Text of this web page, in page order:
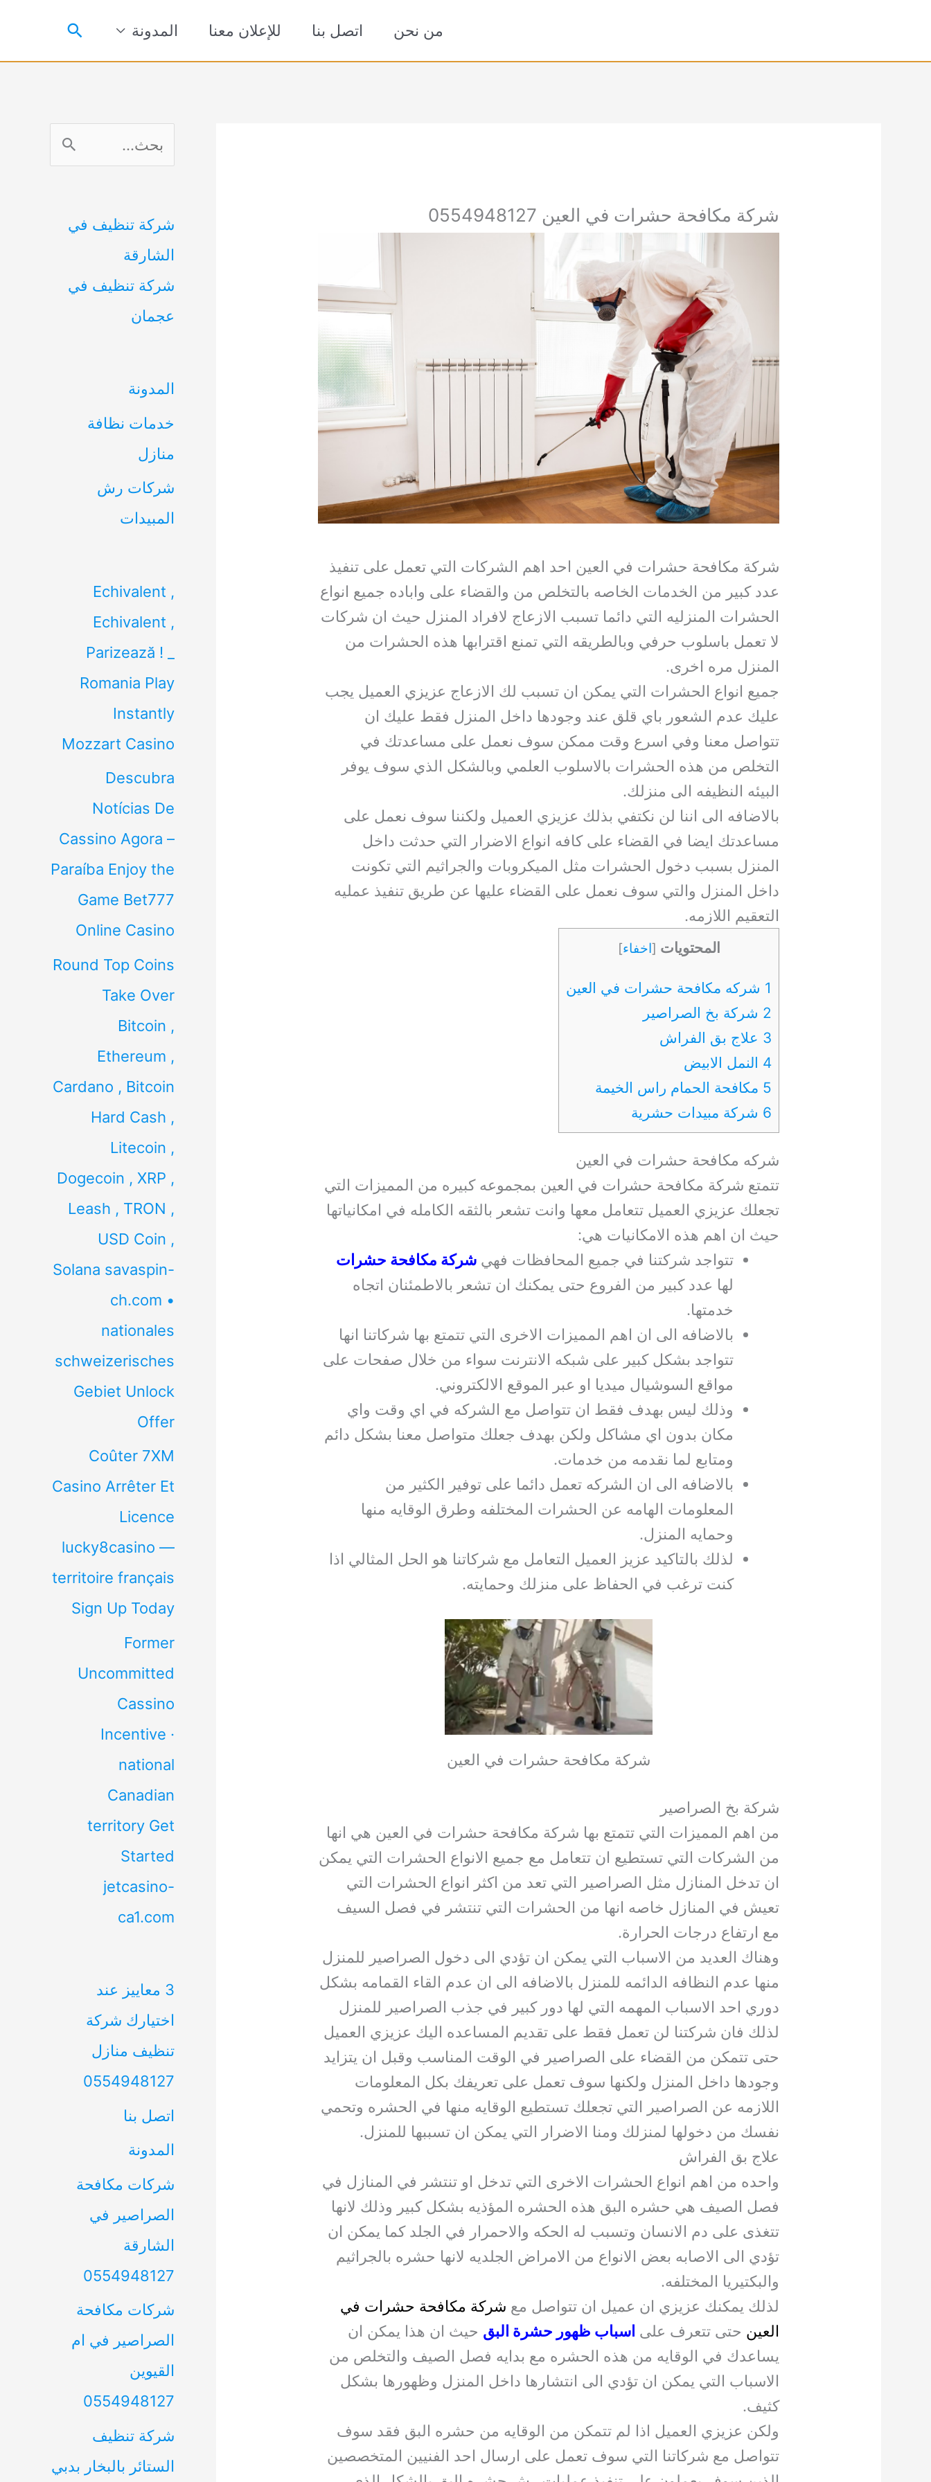
المحتوى
من نحن اتصل بنا للإعلان معنا المدونة البحث
شركة مكافحة حشرات في العين 0554948127
شركة مكافحة حشرات في العين احد اهم الشركات التي تعمل على تنفيذ
عدد كبير من الخدمات الخاصه بالتخلص من والقضاء على واباده جميع انواع
الحشرات المنزليه التي دائما تسبب الازعاج لافراد المنزل حيث ان شركات
لا تعمل باسلوب حرفي وبالطريقه التي تمنع اقترابها هذه الحشرات من
المنزل مره اخرى.
جميع انواع الحشرات التي يمكن ان تسبب لك الازعاج عزيزي العميل يجب
عليك عدم الشعور باي قلق عند وجودها داخل المنزل فقط عليك ان
تتواصل معنا وفي اسرع وقت ممكن سوف نعمل على مساعدتك في
التخلص من هذه الحشرات بالاسلوب العلمي وبالشكل الذي سوف يوفر
البيئه النظيفه الى منزلك.
بالاضافه الى اننا لن نكتفي بذلك عزيزي العميل ولكننا سوف نعمل على
مساعدتك ايضا في القضاء على كافه انواع الاضرار التي حدثت داخل
المنزل بسبب دخول الحشرات مثل الميكروبات والجراثيم التي تكونت
داخل المنزل والتي سوف نعمل على القضاء عليها عن طريق تنفيذ عمليه
التعقيم اللازمه.
المحتويات [اخفاء]
1 شركه مكافحة حشرات في العين
2 شركة بخ الصراصير
3 علاج بق الفراش
4 النمل الابيض
5 مكافحة الحمام راس الخيمة
6 شركة مبيدات حشرية
شركه مكافحة حشرات في العين
تتمتع شركة مكافحة حشرات في العين بمجموعه كبيره من المميزات التي
تجعلك عزيزي العميل تتعامل معها وانت تشعر بالثقه الكامله في امكانياتها
حيث ان اهم هذه الامكانيات هي:
تتواجد شركتنا في جميع المحافظات فهي شركة مكافحة حشرات
لها عدد كبير من الفروع حتى يمكنك ان تشعر بالاطمئنان اتجاه
خدمتها.
بالاضافه الى ان اهم المميزات الاخرى التي تتمتع بها شركاتنا انها
تتواجد بشكل كبير على شبكه الانترنت سواء من خلال صفحات على
مواقع السوشيال ميديا او عبر الموقع الالكتروني.
وذلك ليس بهدف فقط ان تتواصل مع الشركه في اي وقت واي
مكان بدون اي مشاكل ولكن بهدف جعلك متواصل معنا بشكل دائم
ومتابع لما نقدمه من خدمات.
بالاضافه الى ان الشركه تعمل دائما على توفير الكثير من
المعلومات الهامه عن الحشرات المختلفه وطرق الوقايه منها
وحمايه المنزل.
لذلك بالتاكيد عزيز العميل التعامل مع شركاتنا هو الحل المثالي اذا
كنت ترغب في الحفاظ على منزلك وحمايته.
شركة مكافحة حشرات في العين
شركة بخ الصراصير
من اهم المميزات التي تتمتع بها شركة مكافحة حشرات في العين هي انها
من الشركات التي تستطيع ان تتعامل مع جميع الانواع الحشرات التي يمكن
ان تدخل المنازل مثل الصراصير التي تعد من اكثر انواع الحشرات التي
تعيش في المنازل خاصه انها من الحشرات التي تنتشر في فصل السيف
مع ارتفاع درجات الحرارة.
وهناك العديد من الاسباب التي يمكن ان تؤدي الى دخول الصراصير للمنزل
منها عدم النظافه الدائمه للمنزل بالاضافه الى ان عدم القاء القمامه بشكل
دوري احد الاسباب المهمه التي لها دور كبير في جذب الصراصير للمنزل
لذلك فان شركتنا لن تعمل فقط على تقديم المساعده اليك عزيزي العميل
حتى تتمكن من القضاء على الصراصير في الوقت المناسب وقبل ان يتزايد
وجودها داخل المنزل ولكنها سوف تعمل على تعريفك بكل المعلومات
اللازمه عن الصراصير التي تجعلك تستطيع الوقايه منها في الحشره وتحمي
نفسك من دخولها لمنزلك ومنا الاضرار التي يمكن ان تسببها للمنزل.
علاج بق الفراش
واحده من اهم انواع الحشرات الاخرى التي تدخل او تنتشر في المنازل في
فصل الصيف هي حشره البق هذه الحشره المؤذيه بشكل كبير وذلك لانها
تتغذى على دم الانسان وتسبب له الحكه والاحمرار في الجلد كما يمكن ان
تؤدي الى الاصابه بعض الانواع من الامراض الجلديه لانها حشره بالجراثيم
والبكتيريا المختلفه.
لذلك يمكنك عزيزي ان عميل ان تتواصل مع شركة مكافحة حشرات في
العين حتى تتعرف على اسباب ظهور حشرة البق حيث ان هذا يمكن ان
يساعدك في الوقايه من هذه الحشره مع بدايه فصل الصيف والتخلص من
الاسباب التي يمكن ان تؤدي الى انتشارها داخل المنزل وظهورها بشكل
كثيف.
ولكن عزيزي العميل اذا لم تتمكن من الوقايه من حشره البق فقد سوف
تتواصل مع شركاتنا التي سوف تعمل على ارسال احد الفنيين المتخصصين
ل
ح
ث
ع
ن
شركة تنظيف في
الشارقة
شركة تنظيف في
عجمان
المدونة
خدمات نظافة
منازل
شركات رش
المبيدات
Echivalent ,
Echivalent ,
Parizează ! _
Romania Play
Instantly
Mozzart Casino
Descubra
Notícias De
Cassino Agora –
Paraíba Enjoy the
Game Bet777
Online Casino
Round Top Coins
Take Over
Bitcoin ,
Ethereum ,
Cardano , Bitcoin
Hard Cash ,
Litecoin ,
Dogecoin , XRP ,
Leash , TRON ,
USD Coin ,
Solana savaspin-
ch.com •
nationales
schweizerisches
Gebiet Unlock
Offer
Coûter 7XM
Casino Arrêter Et
Licence
lucky8casino —
territoire français
Sign Up Today
Former
Uncommitted
Cassino
Incentive ·
national
Canadian
territory Get
Started
jetcasino-
ca1.com
3 معاييز عند
اختيارك شركة
تنظيف منازل
0554948127
اتصل بنا
المدونة
شركات مكافحة
الصراصير في
الشارقة
0554948127
شركات مكافحة
الصراصير في ام
القيوين
0554948127
شركة تنظيف
الستائر بالبخار بدبي